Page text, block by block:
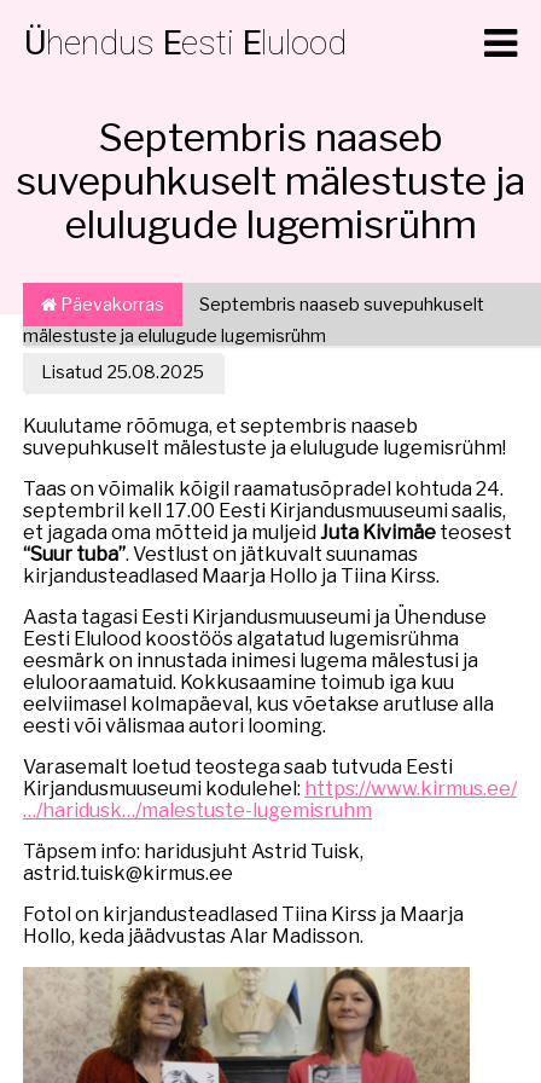
Ühendus Eesti Elulood
Septembris naaseb
suvepuhkuselt mälestuste ja
elulugude lugemisrühm
Päevakorras
Septembris naaseb suvepuhkuselt
mälestuste ja elulugude lugemisrühm
Lisatud 25.08.2025
Kuulutame rõõmuga, et septembris naaseb
suvepuhkuselt mälestuste ja elulugude lugemisrühm!
Taas on võimalik kõigil raamatusõpradel kohtuda 24.
septembril kell 17.00 Eesti Kirjandusmuuseumi saalis,
et jagada oma mõtteid ja muljeidJuta Kivimäe teosest
“Suur tuba”. Vestlust on jätkuvalt suunamas
kirjandusteadlased Maarja Hollo ja Tiina Kirss.
Aasta tagasi Eesti Kirjandusmuuseumi ja Ühenduse
Eesti Elulood koostöös algatatud lugemisrühma
eesmärk on innustada inimesi lugema mälestusi ja
elulooraamatuid. Kokkusaamine toimub iga kuu
eelviimasel kolmapäeval, kus võetakse arutluse alla
eesti või välismaa autori looming.
Varasemalt loetud teostega saab tutvuda Eesti
Kirjandusmuuseumi kodulehel: https://www.kirmus.ee/
…/haridusk…/malestuste-lugemisruhm
Täpsem info: haridusjuht Astrid Tuisk,
astrid.tuisk@kirmus.ee
Fotol on kirjandusteadlased Tiina Kirss ja Maarja
Hollo, keda jäädvustas Alar Madisson.